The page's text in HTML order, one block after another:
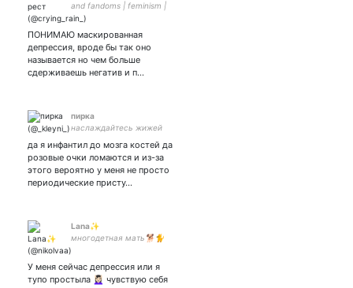
and fandoms | feminism |
ficwritress | art acc: |
ПОНИМАЮ маскированная
депрессия, вроде бы так оно
называется но чем больше
сдерживаешь негатив и п…
пирка
наслаждайтесь жижей
да я инфантил до мозга костей да
розовые очки ломаются и из-за
этого вероятно у меня не просто
периодические присту…
Lana✨
многодетная мать🐕🐈
У меня сейчас депрессия или я
тупо простыла 💆🏻‍♀️ чувствую себя